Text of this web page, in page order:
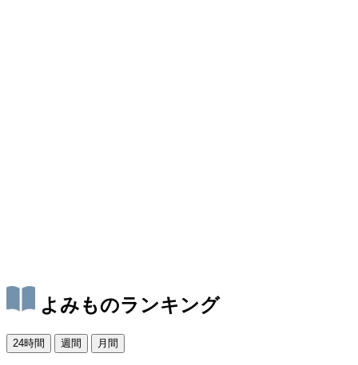
よみものランキング
24時間 週間 月間